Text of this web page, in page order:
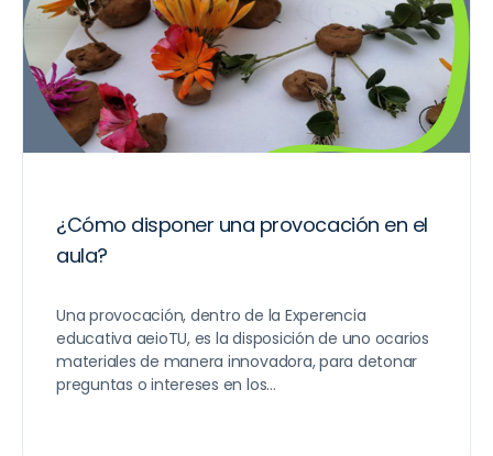
¿Cómo disponer una provocación en el
aula?
Una provocación, dentro de la Experencia
educativa aeioTU, es la disposición de uno ocarios
materiales de manera innovadora, para detonar
preguntas o intereses en los…